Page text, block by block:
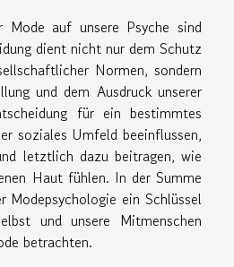
Mode auf unsere Psyche sind
dient nicht nur dem Schutz
Normen, sondern
und dem Ausdruck unserer
für ein bestimmtes
soziales Umfeld beeinflussen,
letztlich dazu beitragen, wie
Haut fühlen. In der Summe
Modepsychologie ein Schlüssel
und unsere Mitmenschen
betrachten.